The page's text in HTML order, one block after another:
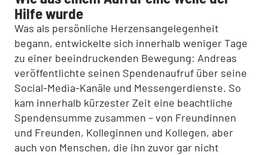
Hilfe wurde
Was als persönliche Herzensangelegenheit
begann, entwickelte sich innerhalb weniger Tage
zu einer beeindruckenden Bewegung: Andreas
veröffentlichte seinen Spendenaufruf über seine
Social-Media-Kanäle und Messengerdienste. So
kam innerhalb kürzester Zeit eine beachtliche
Spendensumme zusammen – von Freundinnen
und Freunden, Kolleginnen und Kollegen, aber
auch von Menschen, die ihn zuvor gar nicht